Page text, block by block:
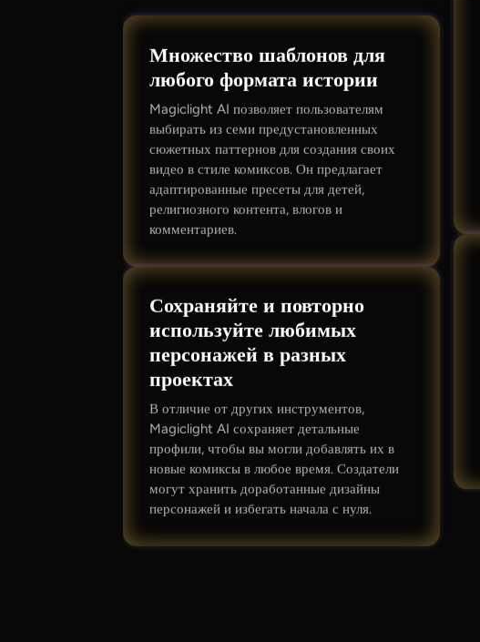
Множество шаблонов для
любого формата истории
Magiclight AI позволяет пользователям
выбирать из семи предустановленных
сюжетных паттернов для создания своих
видео в стиле комиксов. Он предлагает
адаптированные пресеты для детей,
религиозного контента, влогов и
комментариев.
Сохраняйте и повторно
используйте любимых
персонажей в разных
проектах
В отличие от других инструментов,
Magiclight AI сохраняет детальные
профили, чтобы вы могли добавлять их в
новые комиксы в любое время. Создатели
могут хранить доработанные дизайны
персонажей и избегать начала с нуля.